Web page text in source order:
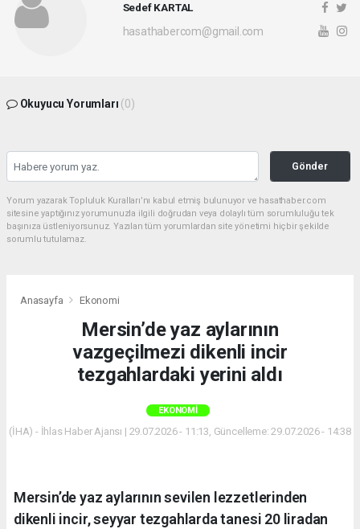
Sedef KARTAL
hasathabercom@gmail.com
Okuyucu Yorumları (0)
Gönder
Yorum yazarak Topluluk Kuralları’nı kabul etmiş bulunuyor ve hasathaber.com
sitesine yaptığınız yorumunuzla ilgili doğrudan veya dolaylı tüm sorumluluğu tek
başınıza üstleniyorsunuz. Yazılan tüm yorumlardan site yönetimi hiçbir şekilde
sorumlu tutulamaz.
Anasayfa Ekonomi
Mersin’de yaz aylarının
vazgeçilmezi dikenli incir
tezgahlardaki yerini aldı
EKONOMI
(İHA) - İhlas Haber Ajansı | 29.07.2026 - 11:13, Güncelleme: 29.07.2026 - 14:38
Mersin’de yaz aylarının sevilen lezzetlerinden
dikenli incir, seyyar tezgahlarda tanesi 20 liradan